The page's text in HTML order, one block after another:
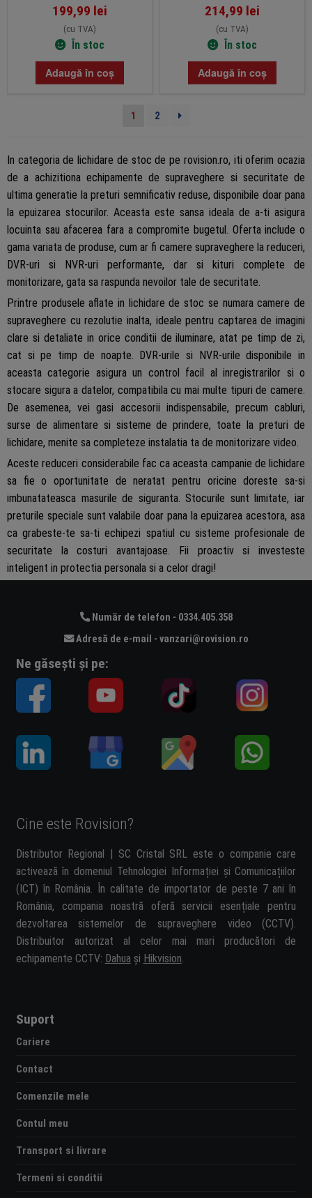
199,99 lei
(cu TVA)
În stoc
Adaugă în coș
214,99 lei
(cu TVA)
În stoc
Adaugă în coș
1 2
In categoria de lichidare de stoc de pe rovision.ro, iti oferim ocazia
de a achizitiona echipamente de supraveghere si securitate de
ultima generatie la preturi semnificativ reduse, disponibile doar pana
la epuizarea stocurilor. Aceasta este sansa ideala de a-ti asigura
locuinta sau afacerea fara a compromite bugetul. Oferta include o
gama variata de produse, cum ar fi camere supraveghere la reduceri,
DVR-uri si NVR-uri performante, dar si kituri complete de
monitorizare, gata sa raspunda nevoilor tale de securitate.
Printre produsele aflate in lichidare de stoc se numara camere de
supraveghere cu rezolutie inalta, ideale pentru captarea de imagini
clare si detaliate in orice conditii de iluminare, atat pe timp de zi,
cat si pe timp de noapte. DVR-urile si NVR-urile disponibile in
aceasta categorie asigura un control facil al inregistrarilor si o
stocare sigura a datelor, compatibila cu mai multe tipuri de camere.
De asemenea, vei gasi accesorii indispensabile, precum cabluri,
surse de alimentare si sisteme de prindere, toate la preturi de
lichidare, menite sa completeze instalatia ta de monitorizare video.
Aceste reduceri considerabile fac ca aceasta campanie de lichidare
sa fie o oportunitate de neratat pentru oricine doreste sa-si
imbunatateasca masurile de siguranta. Stocurile sunt limitate, iar
preturile speciale sunt valabile doar pana la epuizarea acestora, asa
ca grabeste-te sa-ti echipezi spatiul cu sisteme profesionale de
securitate la costuri avantajoase. Fii proactiv si investeste
inteligent in protectia personala si a celor dragi!
Număr de telefon - 0334.405.358
Adresă de e-mail - vanzari@rovision.ro
Ne găsești și pe:
Cine este Rovision?
Distributor Regional | SC Cristal SRL este o companie care
activează în domeniul Tehnologiei Informației și Comunicațiilor
(ICT) în România. În calitate de importator de peste 7 ani în
România, compania noastră oferă servicii esențiale pentru
dezvoltarea sistemelor de supraveghere video (CCTV).
Distribuitor autorizat al celor mai mari producători de
echipamente CCTV: Dahua și Hikvision.
Suport
Cariere
Contact
Comenzile mele
Contul meu
Transport si livrare
Termeni si conditii